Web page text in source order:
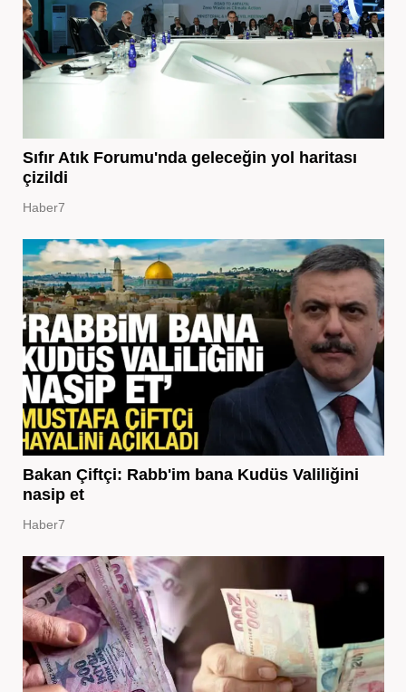
Sıfır Atık Forumu'nda geleceğin yol haritası
çizildi
Haber7
Bakan Çiftçi: Rabb'im bana Kudüs Valiliğini
nasip et
Haber7